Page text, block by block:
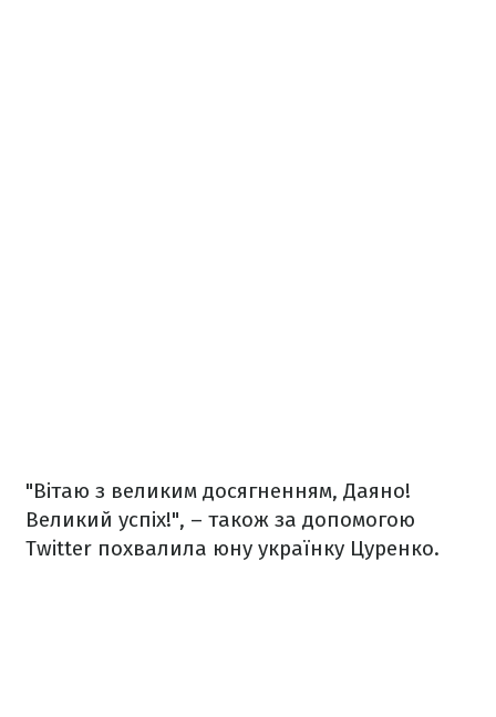
"Вітаю з великим досягненням, Даяно!
Великий успіх!", – також за допомогою
Twitter похвалила юну українку Цуренко.